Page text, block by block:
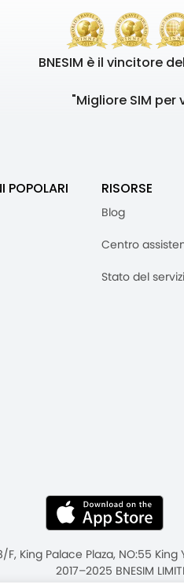
BNESIM è il vincitore
"Migliore SIM
POPOLARI RISORSE
Blog
Centro
Stato del
F, King Palace Plaza, NO:55
2017–2025 BNESIM